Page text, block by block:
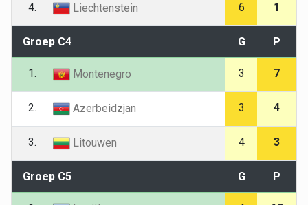
4. Liechtenstein 6 1
Groep C4 G P
1. Montenegro 3 7
2. Azerbeidzjan 3 4
3. Litouwen 4 3
Groep C5 G P